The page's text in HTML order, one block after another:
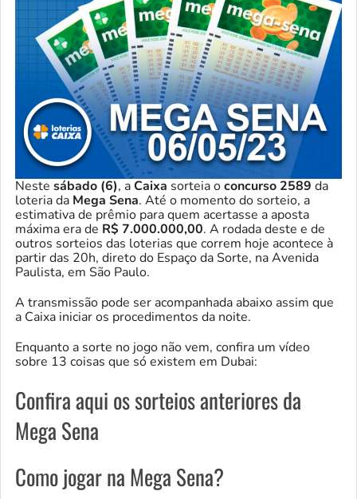
Neste sábado (6), aCaixa sorteia oconcurso 2589 da
loteria da Mega Sena. Até o momento do sorteio, a
estimativa de prêmio para quem acertasse a aposta
máxima era de R$ 7.000.000,00. A rodada deste e de
outros sorteios das loterias que correm hoje acontece à
partir das 20h, direto do Espaço da Sorte, na Avenida
Paulista, em São Paulo.
A transmissão pode ser acompanhada abaixo assim que
a Caixa iniciar os procedimentos da noite.
Enquanto a sorte no jogo não vem, confira um vídeo
sobre 13 coisas que só existem em Dubai:
Confira aqui os sorteios anteriores da
Mega Sena
Como jogar na Mega Sena?